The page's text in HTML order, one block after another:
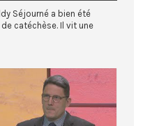
Séjourné a bien été
catéchèse. Il vit une